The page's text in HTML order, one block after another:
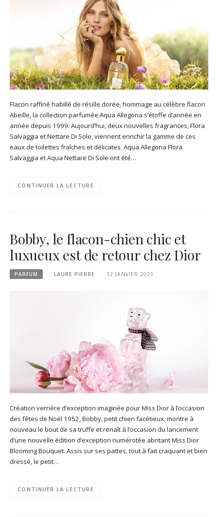
Flacon raffiné habillé de résille dorée, hommage au célèbre flacon
Abeille, la collection parfumée Aqua Allegoria s’étoffe d’année en
année depuis 1999. Aujourd’hui, deux nouvelles fragrances, Flora
Salvaggia et Nettare Di Sole, viennent enrichir la gamme de ces
eaux de toilettes fraîches et délicates. Aqua Allegoria Flora
Salvaggia et Aqua Nettare Di Sole ont été…
CONTINUER LA LECTURE
Bobby, le flacon-chien chic et
luxueux est de retour chez Dior
PARFUM LAURE PIERRE 12 JANVIER 2021
Création verrière d’exception imaginée pour Miss Dior à l’occasion
des fêtes de Noël 1952, Bobby, petit chien facétieux, montre à
nouveau le bout de sa truffe et renaît à l’occasion du lancement
d’une nouvelle édition d’exception numérotée abritant Miss Dior
Blooming Bouquet. Assis sur ses pattes, tout à fait craquant et bien
dressé, le petit…
CONTINUER LA LECTURE